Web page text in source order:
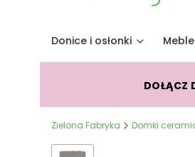
Donice i osłonki Meble
DOŁĄCZ
Zielona Fabryka Domki